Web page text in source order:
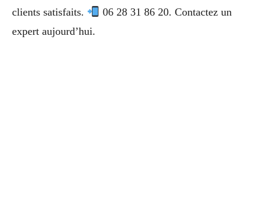
clients satisfaits.
06 28 31 86 20. Contactez un
expert aujourd’hui.